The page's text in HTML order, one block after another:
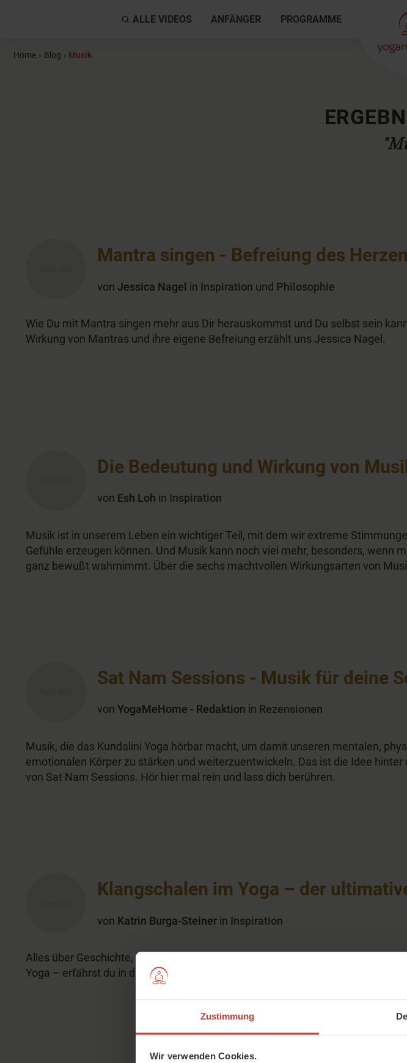
Zustimmung
Wir verwenden Cookies.
ALLE VIDEOS ANFÄNGER PROGRAMME
Home › Blog › Musik
Mantra singen - Befreiung des
vonJessica Nagel in Inspiration und Philosophie
Wie Du mit Mantra singen mehr aus Dir herauskommst und Du selbst sein
Wirkung von Mantras und ihre eigene Befreiung erzählt uns Jessica Nagel.
Die Bedeutung und Wirkung von
von Esh Loh in Inspiration
Musik ist in unserem Leben ein wichtiger Teil, mit dem wir extreme
Gefühle erzeugen können. Und Musik kann noch viel mehr, besonders, wenn
ganz bewußt wahrnimmt. Über die sechs machtvollen Wirkungsarten von
Sat Nam Sessions - Musik für deine
vonYogaMeHome - Redaktion in Rezensionen
Musik, die das Kundalini Yoga hörbar macht, um damit unseren mentalen,
emotionalen Körper zu stärken und weiterzuentwickeln. Das ist die Idee hinter
von Sat Nam Sessions. Hör hier mal rein und lass dich berühren.
Klangschalen im Yoga – der
von Katrin Burga-Steiner in Inspiration
Alles über Geschichte, Wirkung und Tipps zur Anwendung von Klangschalen –
Yoga – erfährst du in diesem umfangreichen Artikel.